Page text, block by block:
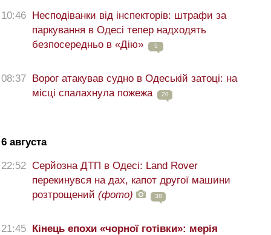
10:46 Несподіванки від інспекторів: штрафи за
паркування в Одесі тепер надходять
безпосередньо в «Дію»
5
08:37 Ворог атакував судно в Одеській затоці: на
місці спалахнула пожежа
20
6 августа
22:52 Серйозна ДТП в Одесі: Land Rover
перекинувся на дах, капот другої машини
розтрощений (фото) 38
21:45 Кінець епохи «чорної готівки»: мерія